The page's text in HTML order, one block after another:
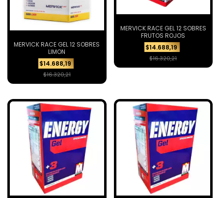
MERVICK RACE GEL 12 SOBRES
LIMON
$14.688,19
$16.320,21
MERVICK RACE GEL 12 SOBRES
FRUTOS ROJOS
$14.688,19
$16.320,21